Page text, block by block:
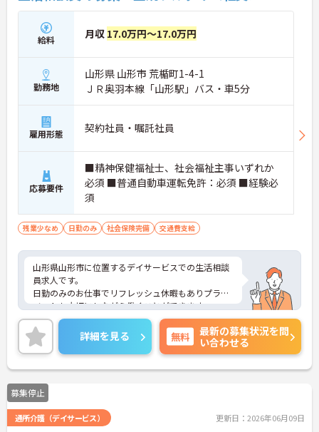
給料 月収 17.0万円～17.0万円
勤務地
山形県 山形市 荒楯町1-4-1
ＪＲ奥羽本線「山形駅」バス・車5分
雇用形態 契約社員・嘱託社員
応募要件
■精神保健福祉士、社会福祉主事いずれか
必須 ■普通自動車運転免許：必須 ■経験必
須
残業少なめ 日勤のみ 社会保険完備 交通費支給
山形県山形市に位置するデイサービスでの生活相談
員求人です。
日勤のみのお仕事でリフレッシュ休暇もありプライ
ベートも大切にしながら働くことができます。
ご興味のある方には、面接対策ポイント等、さらに
詳細をお話ししますのでお気軽にご相談ください！
詳細を見る 無料
最新の募集状況を問
い合わせる
募集停止
通所介護（デイサービス） 更新日：2026年06月09日